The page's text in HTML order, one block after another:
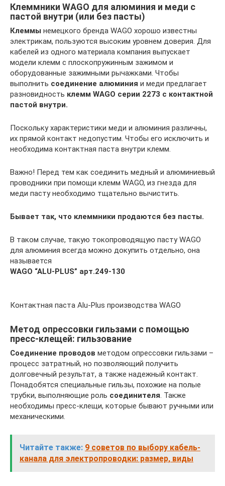
Клеммники WAGO для алюминия и меди с
пастой внутри (или без пасты)
Клеммы немецкого бренда WAGO хорошо известны
электрикам, пользуются высоким уровнем доверия. Для
кабелей из одного материала компания выпускает
модели клемм с плоскопружинным зажимом и
оборудованные зажимными рычажками. Чтобы
выполнить соединение алюминия и меди предлагает
разновидность клемм WAGO серии 2273 с контактной
пастой внутри.
Поскольку характеристики меди и алюминия различны,
их прямой контакт недопустим. Чтобы его исключить и
необходима контактная паста внутри клемм.
Важно! Перед тем как соединить медный и алюминиевый
проводники при помощи клемм WAGO, из гнезда для
меди пасту необходимо тщательно вычистить.
Бывает так, что клеммники продаются без пасты.
В таком случае, такую токопроводящую пасту WAGO
для алюминия всегда можно докупить отдельно, она
называется
WAGO “ALU-PLUS” арт.249-130
Контактная паста Alu-Plus производства WAGO
Метод опрессовки гильзами с помощью
пресс-клещей: гильзование
Соединение проводов методом опрессовки гильзами –
процесс затратный, но позволяющий получить
долговечный результат, а также надежный контакт.
Понадобятся специальные гильзы, похожие на полые
трубки, выполняющие роль соединителя. Также
необходимы пресс-клещи, которые бывают ручными или
механическими.
Читайте также: 9 советов по выбору кабель-
канала для электропроводки: размер, виды